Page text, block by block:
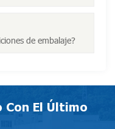
de embalaje?
El Último